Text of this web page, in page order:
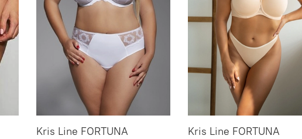
Kris Line FORTUNA
Kris Line FORTUNA